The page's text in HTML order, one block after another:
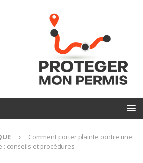
Comment porter plainte contre une
: conseils et procédures